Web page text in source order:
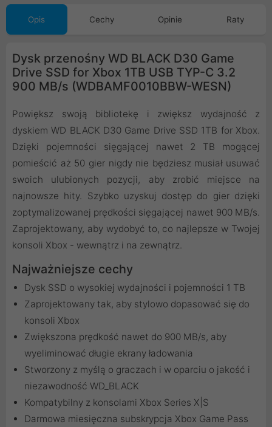
Opis Cechy Opinie Raty
Dysk przenośny WD BLACK D30 Game
Drive SSD for Xbox 1TB USB TYP-C 3.2
900 MB/s (WDBAMF0010BBW-WESN)
Powiększ swoją bibliotekę i zwiększ wydajność z
dyskiem WD BLACK D30 Game Drive SSD 1TB for Xbox.
Dzięki pojemności sięgającej nawet 2 TB mogącej
pomieścić aż 50 gier nigdy nie będziesz musiał usuwać
swoich ulubionych pozycji, aby zrobić miejsce na
najnowsze hity. Szybko uzyskuj dostęp do gier dzięki
zoptymalizowanej prędkości sięgającej nawet 900 MB/s.
Zaprojektowany, aby wydobyć to, co najlepsze w Twojej
konsoli Xbox - wewnątrz i na zewnątrz.
Najważniejsze cechy
Dysk SSD o wysokiej wydajności i pojemności 1 TB
Zaprojektowany tak, aby stylowo dopasować się do
konsoli Xbox
Zwiększona prędkość nawet do 900 MB/s, aby
wyeliminować długie ekrany ładowania
Stworzony z myślą o graczach i w oparciu o jakość i
niezawodność WD_BLACK
Kompatybilny z konsolami Xbox Series X|S
Darmowa miesięczna subskrypcja Xbox Game Pass